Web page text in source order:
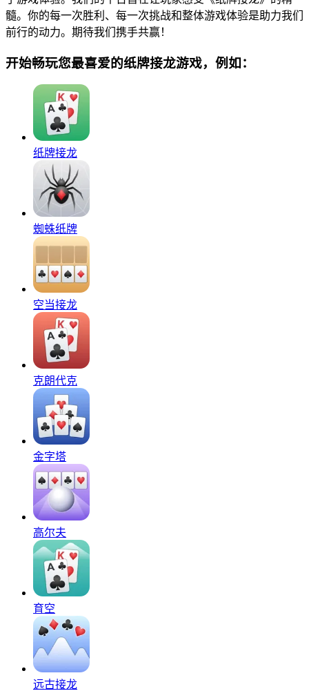
髓。你的每一次胜利、每一次挑战和整体游戏体验是助力我们
前行的动力。期待我们携手共赢！
开始畅玩您最喜爱的纸牌接龙游戏，例如：
纸牌接龙
蜘蛛纸牌
空当接龙
克朗代克
金字塔
高尔夫
育空
远古接龙